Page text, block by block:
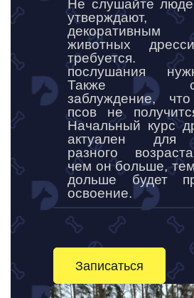
Не слушайте
декоративным
животных
требуется.
послушания
Также
заблуждение,
псов не
Начальный курс
актуален для
разного
чем он больше,
дольше будет
освоение.
Записаться